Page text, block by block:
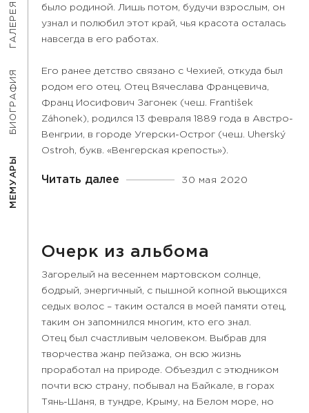
МЕМУАРЫ
БИОГРАФИЯ
ГАЛЕРЕЯ
было родиной. Лишь потом, будучи взрослым, он
узнал и полюбил этот край, чья красота осталась
навсегда в его работах.
Его ранее детство связано с Чехией, откуда был
родом его отец. Отец Вячеслава Францевича,
Франц Иосифович Загонек (чеш. František
Záhonek), родился 13 февраля 1889 года в Австро-
Венгрии, в городе Угерски-Острог (чеш. Uherský
Ostroh, букв. «Венгерская крепость»).
Читать далее 30 мая 2020
Очерк из альбома
Загорелый на весеннем мартовском солнце,
бодрый, энергичный, с пышной копной вьющихся
седых волос – таким остался в моей памяти отец,
таким он запомнился многим, кто его знал.
Отец был счастливым человеком. Выбрав для
творчества жанр пейзажа, он всю жизнь
проработал на природе. Объездил с этюдником
почти всю страну, побывал на Байкале, в горах
Тянь-Шаня, в тундре, Крыму, на Белом море, но